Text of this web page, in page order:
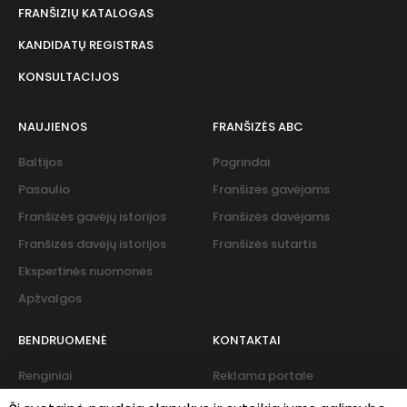
FRANŠIZIŲ KATALOGAS
KANDIDATŲ REGISTRAS
KONSULTACIJOS
NAUJIENOS
Baltijos
Pasaulio
Franšizės gavėjų istorijos
Franšizės davėjų istorijos
Ekspertinės nuomonės
Apžvalgos
FRANŠIZĖS ABC
Pagrindai
Franšizės gavėjams
Franšizės davėjams
Franšizės sutartis
BENDRUOMENĖ
Renginiai
Naujienlaiškis
KONTAKTAI
Reklama portale